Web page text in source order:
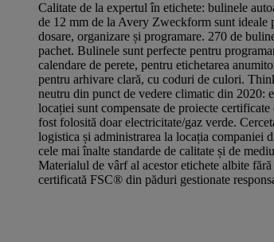
Calitate de la expertul în etichete: bulinele
de 12 mm de la Avery Zweckform sunt ideale
dosare, organizare și programare. 270 de
pachet. Bulinele sunt perfecte pentru
calendare de perete, pentru etichetarea
pentru arhivare clară, cu coduri de culori.
neutru din punct de vedere climatic din 2020:
locației sunt compensate de proiecte
fost folosită doar electricitate/gaz verde.
logistica și administrarea la locația companiei
cele mai înalte standarde de calitate și de
Materialul de vârf al acestor etichete albite
certificată FSC® din păduri gestionate